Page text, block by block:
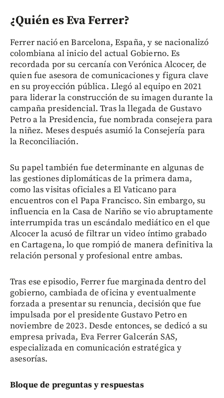
¿Quién es Eva Ferrer?
Ferrer nació en Barcelona, España, y se nacionalizó
colombiana al inicio del actual Gobierno. Es
recordada por su cercanía con Verónica Alcocer, de
quien fue asesora de comunicaciones y figura clave
en su proyección pública. Llegó al equipo en 2021
para liderar la construcción de su imagen durante la
campaña presidencial. Tras la llegada de Gustavo
Petro a la Presidencia, fue nombrada consejera para
la niñez. Meses después asumió la Consejería para
la Reconciliación.
Su papel también fue determinante en algunas de
las gestiones diplomáticas de la primera dama,
como las visitas oficiales a El Vaticano para
encuentros con el Papa Francisco. Sin embargo, su
influencia en la Casa de Nariño se vio abruptamente
interrumpida tras un escándalo mediático en el que
Alcocer la acusó de filtrar un video íntimo grabado
en Cartagena, lo que rompió de manera definitiva la
relación personal y profesional entre ambas.
Tras ese episodio, Ferrer fue marginada dentro del
gobierno, cambiada de oficina y eventualmente
forzada a presentar su renuncia, decisión que fue
impulsada por el presidente Gustavo Petro en
noviembre de 2023. Desde entonces, se dedicó a su
empresa privada, Eva Ferrer Galcerán SAS,
especializada en comunicación estratégica y
asesorías.
Bloque de preguntas y respuestas